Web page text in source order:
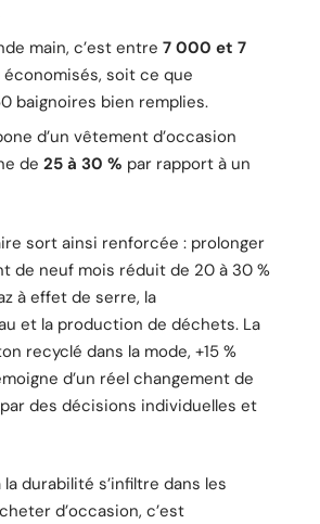
main, c’est entre 7 000 et 7
économisés, soit ce que
baignoires bien remplies.
d’un vêtement d’occasion
de 25 à 30 % par rapport à un
sort ainsi renforcée : prolonger
de neuf mois réduit de 20 à 30 %
à effet de serre, la
et la production de déchets. La
recyclé dans la mode, +15 %
d’un réel changement de
des décisions individuelles et
durabilité s’infiltre dans les
d’occasion, c’est